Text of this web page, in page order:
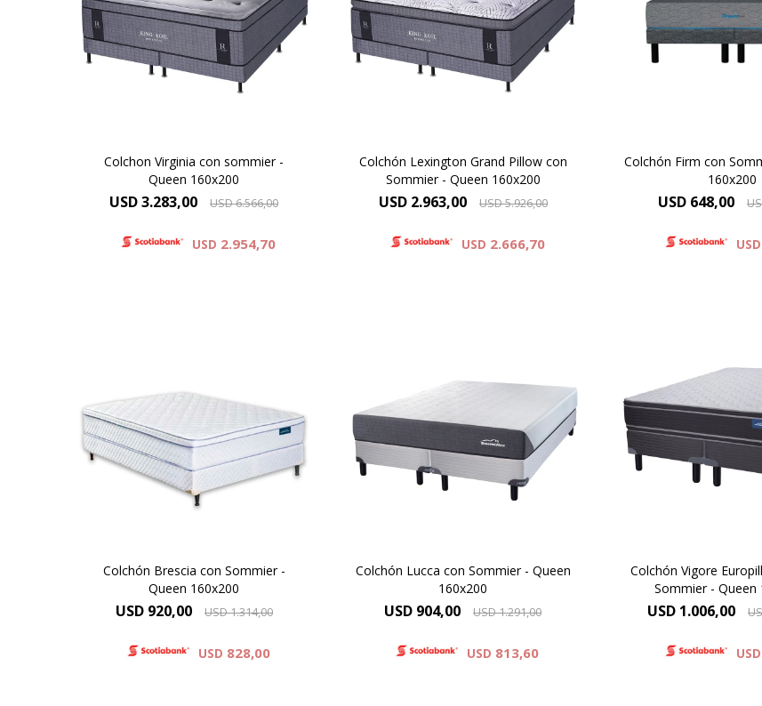
proporciona una suavidad
inigualable, y su innovador pillow
top, conformado por espuma
viscoelástica , ofrece un
experiencia superior de confort.
40 cm de altura
Colchon Virginia con sommier -
Queen 160x200
USD3.283,00 USD6.566,00
USD 2.954,70
suavidad inigualable, y su
innovador pillow top, conformado
por espuma viscoelástica, ofrece
un experiencia superior de
confort. 37 cm de altura.
Colchón Lexington Grand Pillow con
Sommier - Queen 160x200
USD 2.963,00 USD5.926,00
USD 2.666,70
un descanso
jornada de haber
vos, descubrí el
mejora tu
Colchón Firm con
160x200
USD 648,00
USD
EUROPILLOW - ONE SIDE, Altura
de colchón 24 cm y 59 cm la
suma del colchón y el sommier.
Alta Densidad 30 Kg
Colchón Brescia con Sommier -
Queen 160x200
USD 920,00 USD1.314,00
USD 828,00
Espuma Premium - ONE SIDE,
Altura de colchón 25 cm y 60cm
la suma del colchón y el sommier.
Alta Densidad 30 Kg
Resistencia y Confort
Colchón Lucca con Sommier - Queen
160x200
USD 904,00 USD1.291,00
USD 813,60
colchón y el
Modelo diseñado
de gran
Máxima Densidad
60 kg.
Altura 26
Colchón Vigore
Sommier - Queen
USD 1.006,00
USD